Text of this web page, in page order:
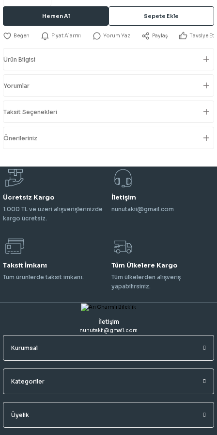
Hemen Al Sepete Ekle
Fiyat Alarmı Yorum Yaz Paylaş Tavsiye Et
Ürün Bilgisi
Yorumlar
Taksit Seçenekleri
Önerileriniz
Ücretsiz Kargo
1.000 TL ve üzeri alışverişlerinizde
kargo ücretsiz.
İletişim
nunutakii@gmail.com
Taksit İmkanı
Tüm ürünlerde taksit imkanı.
Tüm Ülkelere Kargo
Tüm ülkelerden alışveriş
yapabilirsiniz.
İletişim
nunutakii@gmail.com
Kurumsal
Kategoriler
Üyelik